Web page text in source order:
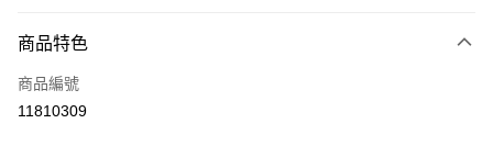
信用卡一次付款
信用卡分期付款
商品特色
商品編號
11810309